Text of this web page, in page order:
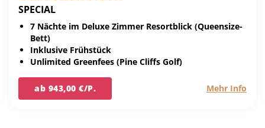
SPECIAL
7 Nächte im Deluxe Zimmer Resortblick (Queensize-
Bett)
Inklusive Frühstück
Unlimited Greenfees (Pine Cliffs Golf)
ab 943,00 €/P. Mehr Info